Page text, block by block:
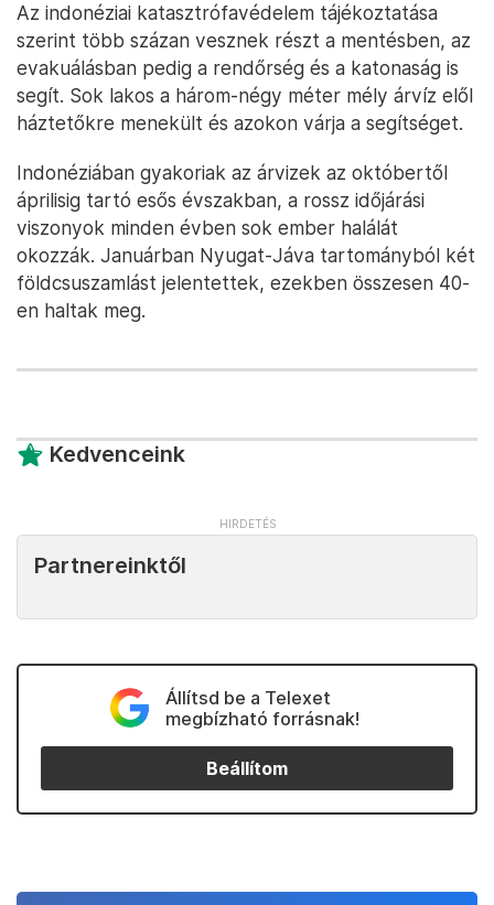
Az indonéziai katasztrófavédelem tájékoztatása
szerint több százan vesznek részt a mentésben, az
evakuálásban pedig a rendőrség és a katonaság is
segít. Sok lakos a három-négy méter mély árvíz elől
háztetőkre menekült és azokon várja a segítséget.
Indonéziában gyakoriak az árvizek az októbertől
áprilisig tartó esős évszakban, a rossz időjárási
viszonyok minden évben sok ember halálát
okozzák. Januárban Nyugat-Jáva tartományból két
földcsuszamlást jelentettek, ezekben összesen 40-
en haltak meg.
Kedvenceink
Partnereinktől
Állítsd be a Telexet
megbízható forrásnak!
Beállítom